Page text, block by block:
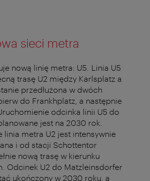
sieci metra
nową linię metra: U5. Linia U5
trasę U2 między Karlsplatz a
przedłużona w dwóch
do Frankhplatz, a następnie
odcinka linii U5 do
jest na 2030 rok.
linia metra U2 jest intensywnie
i od stacji Schottentor
nową trasę w kierunku
Odcinek U2 do Matzleinsdorfer
ukończony w 2030 roku, a